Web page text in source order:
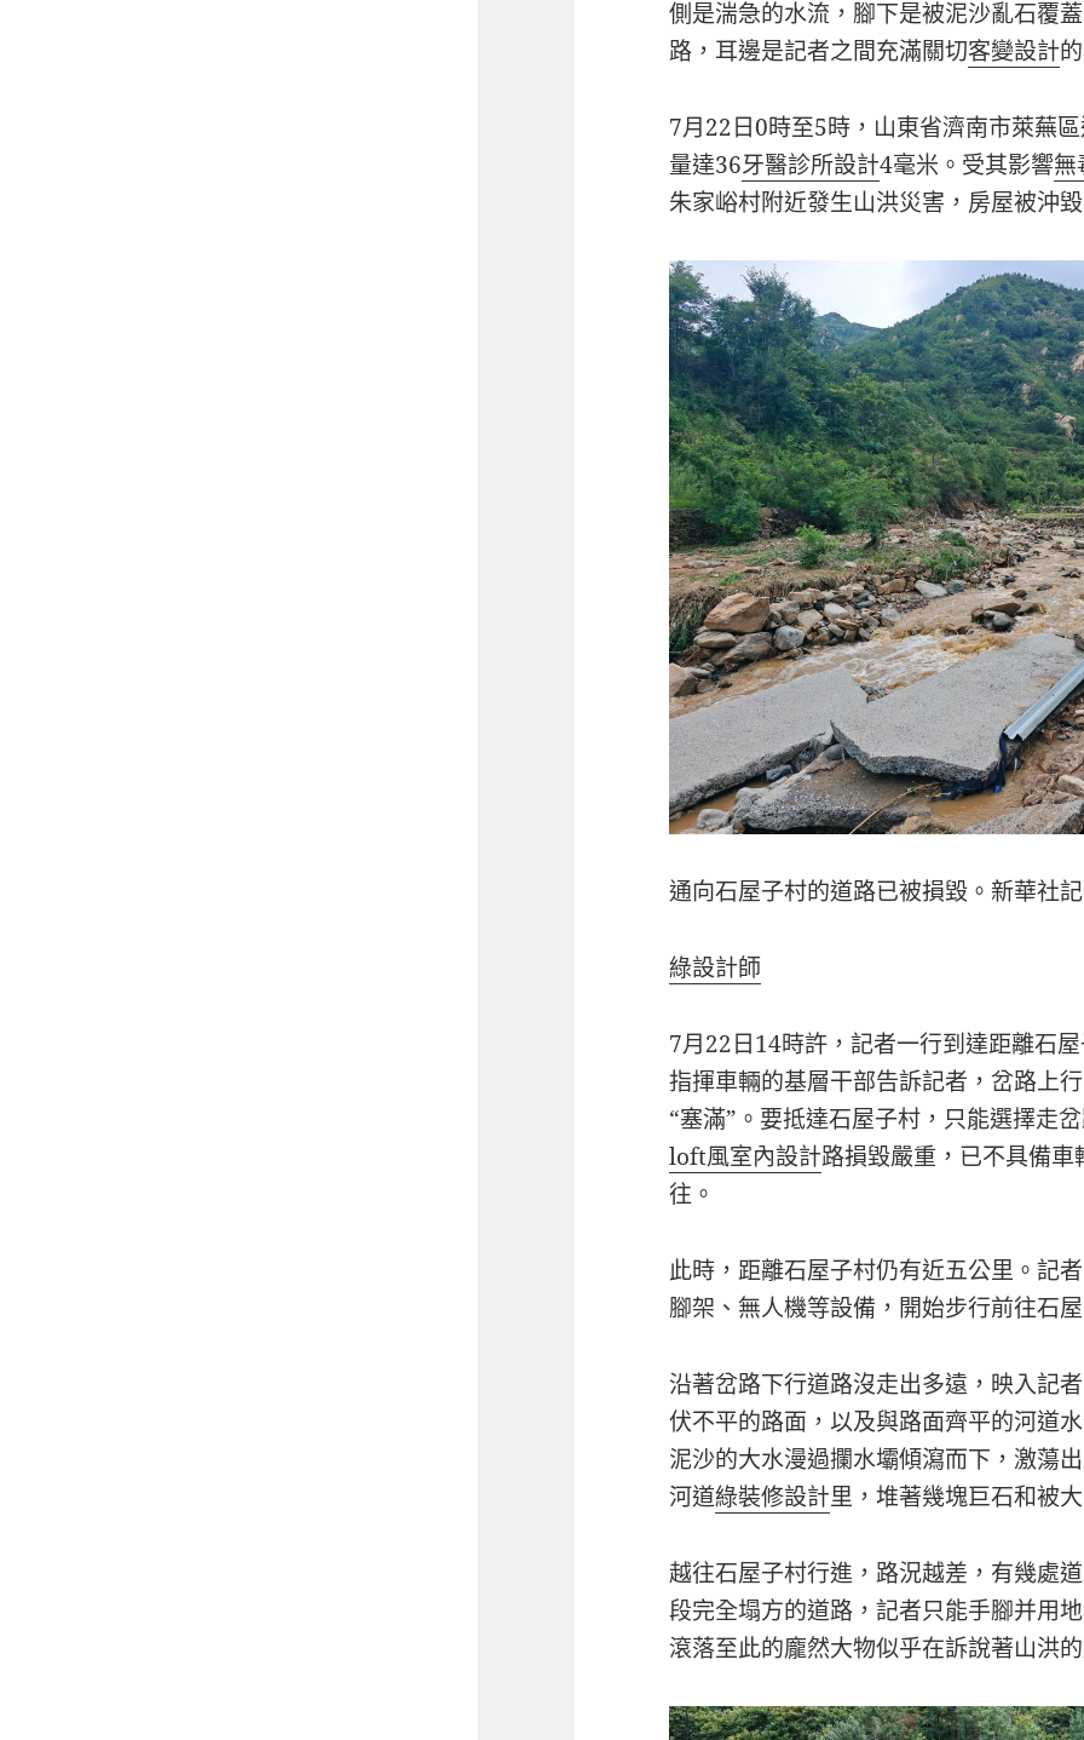
側是湍急的水流，腳下是被泥沙亂石覆
路，耳邊是記者之間充滿關切客變設計
7月22日0時至5時，山東省濟南市萊蕪
量達36牙醫診所設計4毫米。受其影響無
朱家峪村附近發生山洪災害，房屋被沖
通向石屋子村的道路已被損毀。新華社
綠設計師
7月22日14時許，記者一行到達距離石
指揮車輛的基層干部告訴記者，岔路上
“塞滿”。要抵達石屋子村，只能選擇走
loft風室內設計路損毀嚴重，已不具備車
往。
此時，距離石屋子村仍有近五公里。記
腳架、無人機等設備，開始步行前往石
沿著岔路下行道路沒走出多遠，映入記
伏不平的路面，以及與路面齊平的河道
泥沙的大水漫過攔水壩傾瀉而下，激蕩
河道綠裝修設計里，堆著幾塊巨石和被
越往石屋子村行進，路況越差，有幾處
段完全塌方的道路，記者只能手腳并用
滾落至此的龐然大物似乎在訴說著山洪